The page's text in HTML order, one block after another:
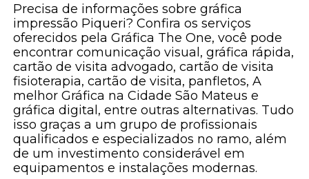
Precisa de informações sobre gráfica
impressão Piqueri? Confira os serviços
oferecidos pela Gráfica The One, você pode
encontrar comunicação visual, gráfica rápida,
cartão de visita advogado, cartão de visita
fisioterapia, cartão de visita, panfletos, A
melhor Gráfica na Cidade São Mateus e
gráfica digital, entre outras alternativas. Tudo
isso graças a um grupo de profissionais
qualificados e especializados no ramo, além
de um investimento considerável em
equipamentos e instalações modernas.